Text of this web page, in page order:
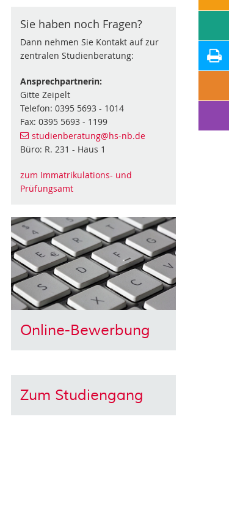
Sie haben noch Fragen?
Dann nehmen Sie Kontakt auf zur
zentralen Studienberatung:
Ansprechpartnerin:
Gitte Zeipelt
Telefon: 0395 5693 - 1014
Fax: 0395 5693 - 1199
studienberatung@hs-nb.de
Büro: R. 231 - Haus 1
zum Immatrikulations- und
Prüfungsamt
Online-Bewerbung
Zum Studiengang